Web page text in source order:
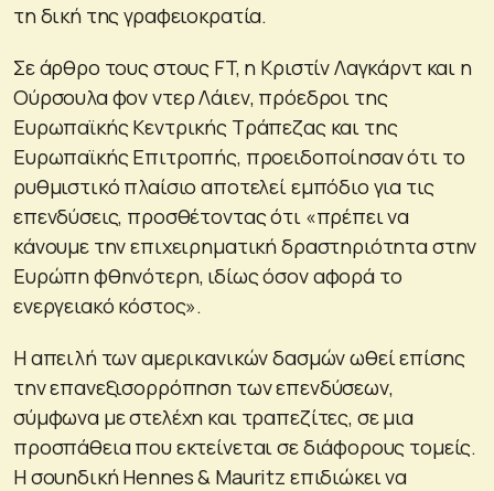
τη δική της γραφειοκρατία.
Σε άρθρο τους στους FT, η Κριστίν Λαγκάρντ και η
Ούρσουλα φον ντερ Λάιεν, πρόεδροι της
Ευρωπαϊκής Κεντρικής Τράπεζας και της
Ευρωπαϊκής Επιτροπής, προειδοποίησαν ότι το
ρυθμιστικό πλαίσιο αποτελεί εμπόδιο για τις
επενδύσεις, προσθέτοντας ότι «πρέπει να
κάνουμε την επιχειρηματική δραστηριότητα στην
Ευρώπη φθηνότερη, ιδίως όσον αφορά το
ενεργειακό κόστος».
Η απειλή των αμερικανικών δασμών ωθεί επίσης
την επανεξισορρόπηση των επενδύσεων,
σύμφωνα με στελέχη και τραπεζίτες, σε μια
προσπάθεια που εκτείνεται σε διάφορους τομείς.
Η σουηδική Hennes & Mauritz επιδιώκει να